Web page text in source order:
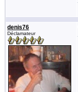
denis76
Déclamateur